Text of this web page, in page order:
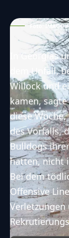
Foto: IMAGO
In Georgias
dem Unfall,
Willock und
kamen,
diese
des Vorfalls,
Bulldogs
hatten, nicht
Bei dem
Offensive